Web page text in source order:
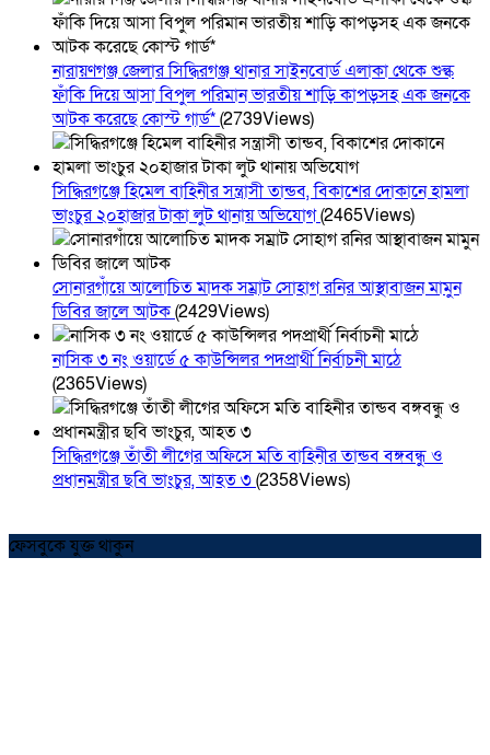
নারায়ণগঞ্জ জেলার সিদ্ধিরগঞ্জ থানার সাইনবোর্ড এলাকা থেকে শুল্ক
ফাঁকি দিয়ে আসা বিপুল পরিমান ভারতীয় শাড়ি কাপড়সহ এক জনকে
আটক করেছে কোস্ট গার্ড*(2739Views)
সিদ্ধিরগঞ্জে হিমেল বাহিনীর সন্ত্রাসী তান্ডব, বিকাশের দোকানে হামলা
ভাংচুর ২০হাজার টাকা লুট থানায় অভিযোগ(2465Views)
সোনারগাঁয়ে আলোচিত মাদক সম্রাট সোহাগ রনির আস্থাবাজন মামুন
ডিবির জালে আটক(2429Views)
নাসিক ৩ নং ওয়ার্ডে ৫ কাউন্সিলর পদপ্রার্থী নির্বাচনী মাঠে
(2365Views)
সিদ্ধিরগঞ্জে তাঁতী লীগের অফিসে মতি বাহিনীর তান্ডব বঙ্গবন্ধু ও
প্রধানমন্ত্রীর ছবি ভাংচুর, আহত ৩(2358Views)
ফেসবুকে যুক্ত থাকুন